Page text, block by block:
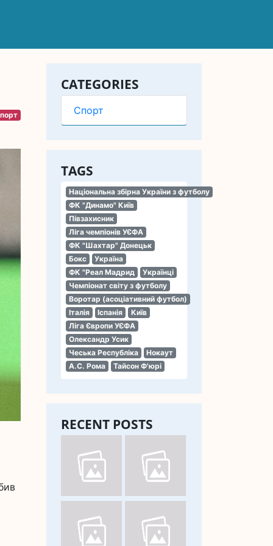
CATEGORIES
Спорт
TAGS
Національна збірна України з футболу
ФК "Динамо" Київ
Півзахисник
Ліга чемпіонів УЄФА
ФК "Шахтар" Донецьк
Бокс
Україна
ФК "Реал Мадрид
Українці
Чемпіонат світу з футболу
Воротар (асоціативний футбол)
Італія
Іспанія
Київ
Ліга Європи УЄФА
Олександр Усик
Чеська Республіка
Нокаут
А.С. Рома
Тайсон Ф'юрі
RECENT POSTS